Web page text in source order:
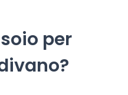
per